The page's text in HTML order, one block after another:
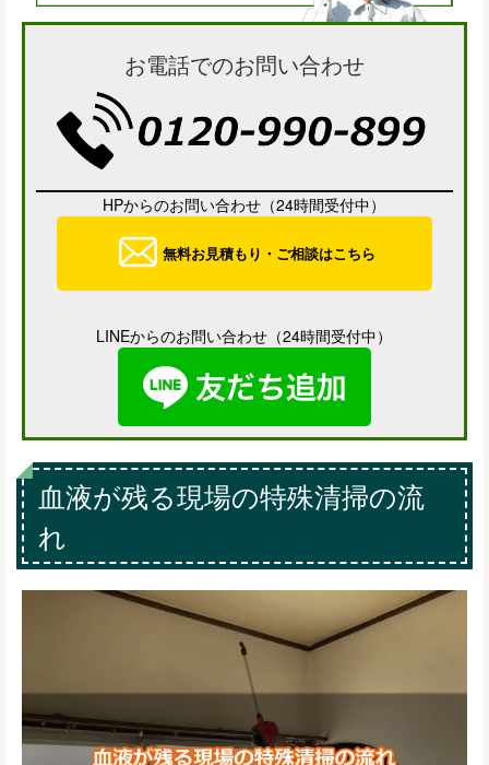
お電話でのお問い合わせ
HPからのお問い合わせ（24時間受付中）
無料お見積もり・ご相談はこちら
LINEからのお問い合わせ（24時間受付中）
血液が残る現場の特殊清掃の流
れ